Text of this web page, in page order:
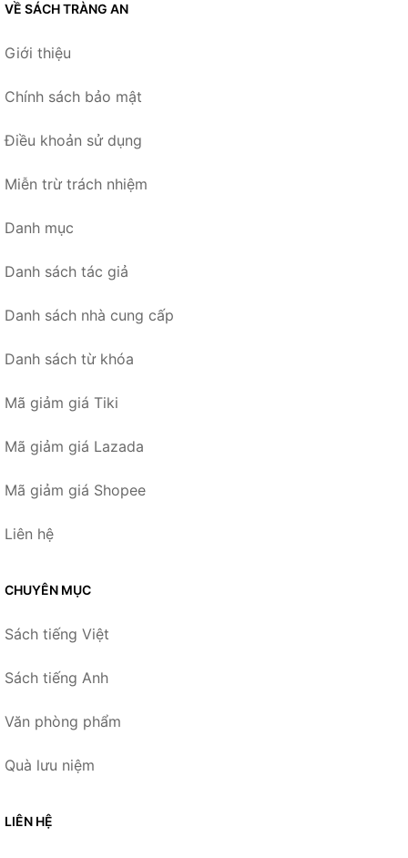
VỀ SÁCH TRÀNG AN
Giới thiệu
Chính sách bảo mật
Điều khoản sử dụng
Miễn trừ trách nhiệm
Danh mục
Danh sách tác giả
Danh sách nhà cung cấp
Danh sách từ khóa
Mã giảm giá Tiki
Mã giảm giá Lazada
Mã giảm giá Shopee
Liên hệ
CHUYÊN MỤC
Sách tiếng Việt
Sách tiếng Anh
Văn phòng phẩm
Quà lưu niệm
LIÊN HỆ